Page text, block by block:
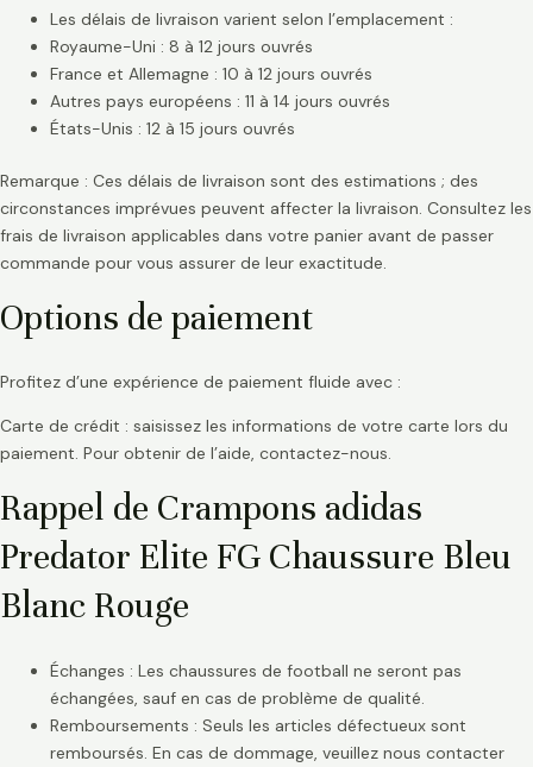
Les délais de livraison varient selon l’emplacement :
Royaume-Uni : 8 à 12 jours ouvrés
France et Allemagne : 10 à 12 jours ouvrés
Autres pays européens : 11 à 14 jours ouvrés
États-Unis : 12 à 15 jours ouvrés
Remarque : Ces délais de livraison sont des estimations ; des
circonstances imprévues peuvent affecter la livraison. Consultez les
frais de livraison applicables dans votre panier avant de passer
commande pour vous assurer de leur exactitude.
Options de paiement
Profitez d’une expérience de paiement fluide avec :
Carte de crédit : saisissez les informations de votre carte lors du
paiement. Pour obtenir de l’aide, contactez-nous.
Rappel de Crampons adidas
Predator Elite FG Chaussure Bleu
Blanc Rouge
Échanges : Les chaussures de football ne seront pas
échangées, sauf en cas de problème de qualité.
Remboursements : Seuls les articles défectueux sont
remboursés. En cas de dommage, veuillez nous contacter